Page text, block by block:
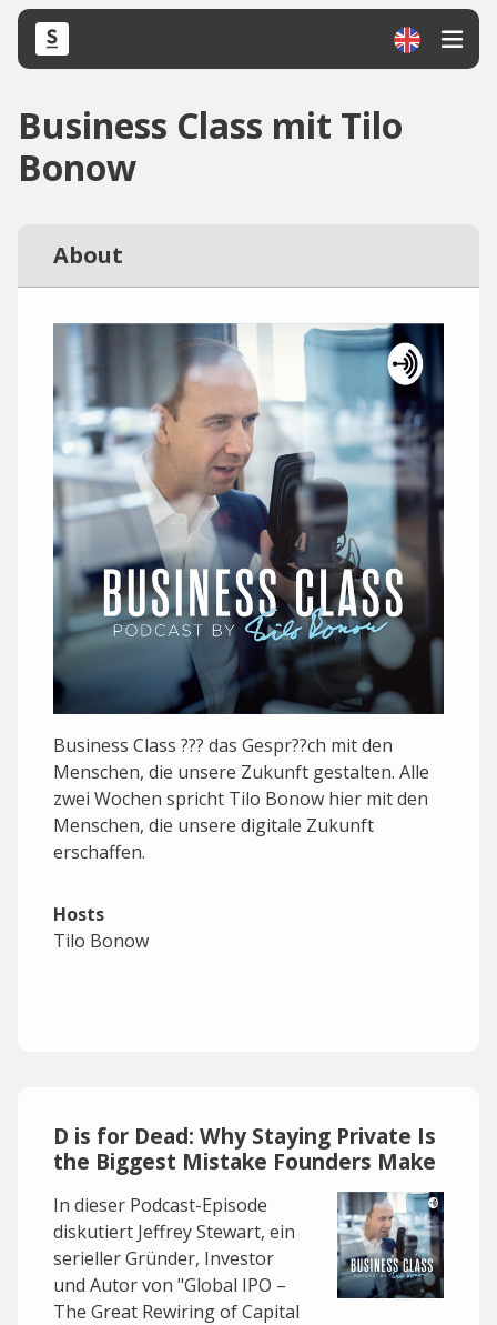
Business Class mit Tilo
Bonow
About
Business Class ??? das Gespr??ch mit den
Menschen, die unsere Zukunft gestalten. Alle
zwei Wochen spricht Tilo Bonow hier mit den
Menschen, die unsere digitale Zukunft
erschaffen.
Hosts
Tilo Bonow
D is for Dead: Why Staying Private Is
the Biggest Mistake Founders Make
In dieser Podcast-Episode
diskutiert Jeffrey Stewart, ein
serieller Gründer, Investor
und Autor von "Global IPO –
The Great Rewiring of Capital